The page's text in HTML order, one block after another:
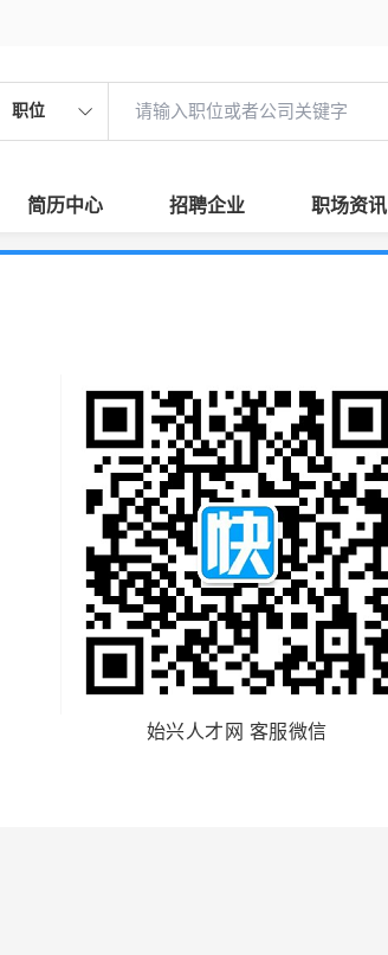
职位
简历中心 招聘企业 职场资讯
始兴人才网 客服微信